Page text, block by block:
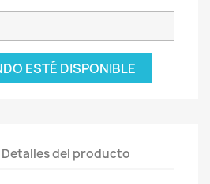
ESTÉ DISPONIBLE
Detalles del producto